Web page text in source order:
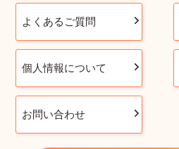
よくあるご質問
個人情報について
お問い合わせ